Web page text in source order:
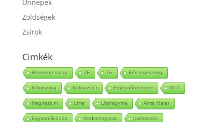
Ünnepek
Zöldségek
Zsírok
Cimkék
Húsmentes nap TF TE Férfi egészség
Kókuszolaj Kókuszzsír Emésztőrendszer MCT
Magnézium Lime Lilahagyma Alma Mater
Együttműködés Medvehagyma Kisétkezés